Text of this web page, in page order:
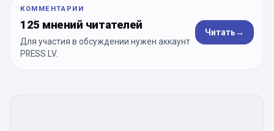
КОММЕНТАРИИ
125 мнений читателей
Для участия в обсуждении нужен аккаунт
PRESS.LV.
Читать→